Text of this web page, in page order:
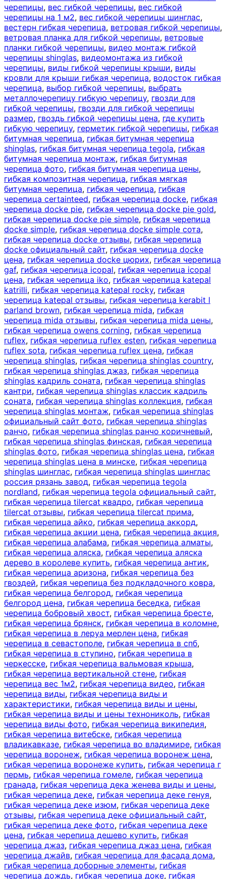
черепицы, вес гибкой черепицы, вес гибкой
черепицы на 1 м2, вес гибкой черепицы шинглас,
вестерн гибкая черепица, ветровая гибкой черепицы,
ветровая планка для гибкой черепицы, ветровые
планки гибкой черепицы, видео монтаж гибкой
черепицы shinglas, видеомонтажа из гибкой
черепицы, виды гибкой черепицы крыши, виды
кровли для крыши гибкая черепица, водосток гибкая
черепица, выбор гибкой черепицы, выбрать
металлочерепицу гибкую черепицу, гвозди для
гибкой черепицы, гвозди для гибкой черепицы
размер, гвоздь гибкой черепицы цена, где купить
гибкую черепицу, герметик гибкой черепицы, гибкая
битумная черепица, гибкая битумная черепица
shinglas, гибкая битумная черепица tegola, гибкая
битумная черепица монтаж, гибкая битумная
черепица фото, гибкая битумная черепица цены,
гибкая композитная черепица, гибкая мягкая
битумная черепица, гибкая черепица, гибкая
черепица certainteed, гибкая черепица docke, гибкая
черепица docke pie, гибкая черепица docke pie gold,
гибкая черепица docke pie simple, гибкая черепица
docke simple, гибкая черепица docke simple сота,
гибкая черепица docke отзывы, гибкая черепица
docke официальный сайт, гибкая черепица docke
цена, гибкая черепица docke цюрих, гибкая черепица
gaf, гибкая черепица icopal, гибкая черепица icopal
цена, гибкая черепица iko, гибкая черепица katepal
katrilli, гибкая черепица katepal rocky, гибкая
черепица katepal отзывы, гибкая черепица kerabit l
parland brown, гибкая черепица mida, гибкая
черепица mida отзывы, гибкая черепица mida цены,
гибкая черепица owens corning, гибкая черепица
ruflex, гибкая черепица ruflex esten, гибкая черепица
ruflex sota, гибкая черепица ruflex цена, гибкая
черепица shinglas, гибкая черепица shinglas country,
гибкая черепица shinglas джаз, гибкая черепица
shinglas кадриль соната, гибкая черепица shinglas
кантри, гибкая черепица shinglas классик кадриль
соната, гибкая черепица shinglas коллекция, гибкая
черепица shinglas монтаж, гибкая черепица shinglas
официальный сайт фото, гибкая черепица shinglas
ранчо, гибкая черепица shinglas ранчо коричневый,
гибкая черепица shinglas финская, гибкая черепица
shinglas фото, гибкая черепица shinglas цена, гибкая
черепица shinglas цена в минске, гибкая черепица
shinglas шинглас, гибкая черепица shinglas шинглас
россия рязань завод, гибкая черепица tegola
nordland, гибкая черепица tegola официальный сайт,
гибкая черепица tilercat квадро, гибкая черепица
tilercat отзывы, гибкая черепица tilercat прима,
гибкая черепица айко, гибкая черепица аккорд,
гибкая черепица акции цена, гибкая черепица акция,
гибкая черепица алабама, гибкая черепица алматы,
гибкая черепица аляска, гибкая черепица аляска
дерево в королеве купить, гибкая черепица антик,
гибкая черепица аризона, гибкая черепица без
гвоздей, гибкая черепица без подкладочного ковра,
гибкая черепица белгород, гибкая черепица
белгород цена, гибкая черепица беседка, гибкая
черепица бобровый хвост, гибкая черепица бресте,
гибкая черепица брянск, гибкая черепица в коломне,
гибкая черепица в леруа мерлен цена, гибкая
черепица в севастополе, гибкая черепица в спб,
гибкая черепица в ступино, гибкая черепица в
черкесске, гибкая черепица вальмовая крыша,
гибкая черепица вертикальной стене, гибкая
черепица вес 1м2, гибкая черепица видео, гибкая
черепица виды, гибкая черепица виды и
характеристики, гибкая черепица виды и цены,
гибкая черепица виды и цены технониколь, гибкая
черепица виды фото, гибкая черепица википедия,
гибкая черепица витебске, гибкая черепица
владикавказе, гибкая черепица во владимире, гибкая
черепица воронеж, гибкая черепица воронеж цена,
гибкая черепица воронеже купить, гибкая черепица г
пермь, гибкая черепица гомеле, гибкая черепица
гранада, гибкая черепица дека женева виды и цены,
гибкая черепица деке, гибкая черепица деке генуя,
гибкая черепица деке изюм, гибкая черепица деке
отзывы, гибкая черепица деке официальный сайт,
гибкая черепица деке фото, гибкая черепица деке
цена, гибкая черепица дешево купить, гибкая
черепица джаз, гибкая черепица джаз цена, гибкая
черепица джайв, гибкая черепица для фасада дома,
гибкая черепица доборные элементы, гибкая
черепица дождь, гибкая черепица доке, гибкая